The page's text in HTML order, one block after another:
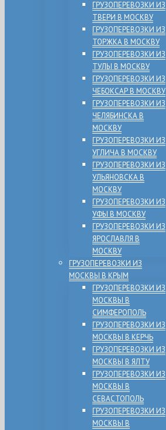
ГРУЗОПЕРЕВОЗКИ ИЗ
ТВЕРИ В МОСКВУ
ГРУЗОПЕРЕВОЗКИ ИЗ
ТОРЖКА В МОСКВУ
ГРУЗОПЕРЕВОЗКИ ИЗ
ТУЛЫ В МОСКВУ
ГРУЗОПЕРЕВОЗКИ ИЗ
ЧЕБОКСАР В МОСКВУ
ГРУЗОПЕРЕВОЗКИ ИЗ
ЧЕЛЯБИНСКА В
МОСКВУ
ГРУЗОПЕРЕВОЗКИ ИЗ
УГЛИЧА В МОСКВУ
ГРУЗОПЕРЕВОЗКИ ИЗ
УЛЬЯНОВСКА В
МОСКВУ
ГРУЗОПЕРЕВОЗКИ ИЗ
УФЫ В МОСКВУ
ГРУЗОПЕРЕВОЗКИ ИЗ
ЯРОСЛАВЛЯ В
МОСКВУ
ГРУЗОПЕРЕВОЗКИ ИЗ
МОСКВЫ В КРЫМ
ГРУЗОПЕРЕВОЗКИ ИЗ
МОСКВЫ В
СИМФЕРОПОЛЬ
ГРУЗОПЕРЕВОЗКИ ИЗ
МОСКВЫ В КЕРЧЬ
ГРУЗОПЕРЕВОЗКИ ИЗ
МОСКВЫ В ЯЛТУ
ГРУЗОПЕРЕВОЗКИ ИЗ
МОСКВЫ В
СЕВАСТОПОЛЬ
ГРУЗОПЕРЕВОЗКИ ИЗ
МОСКВЫ В